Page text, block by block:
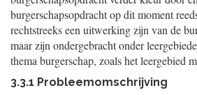
burgerschapsopdracht op dit moment
rechtstreeks een uitwerking zijn van de
maar zijn ondergebracht onder
thema burgerschap, zoals het leergebied
3.3.1 Probleemomschrijving